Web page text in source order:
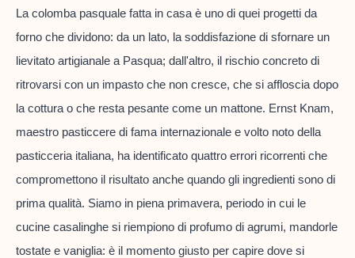
La colomba pasquale fatta in casa è uno di quei progetti da
forno che dividono: da un lato, la soddisfazione di sfornare un
lievitato artigianale a Pasqua; dall'altro, il rischio concreto di
ritrovarsi con un impasto che non cresce, che si affloscia dopo
la cottura o che resta pesante come un mattone. Ernst Knam,
maestro pasticcere di fama internazionale e volto noto della
pasticceria italiana, ha identificato quattro errori ricorrenti che
compromettono il risultato anche quando gli ingredienti sono di
prima qualità. Siamo in piena primavera, periodo in cui le
cucine casalinghe si riempiono di profumo di agrumi, mandorle
tostate e vaniglia: è il momento giusto per capire dove si